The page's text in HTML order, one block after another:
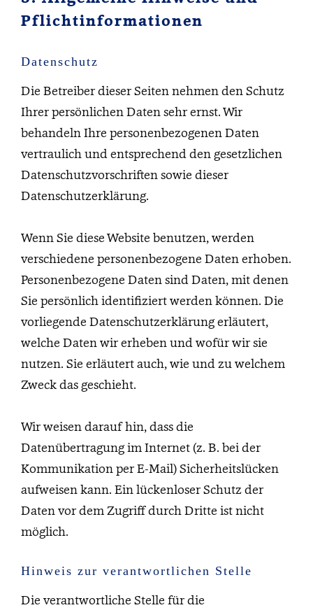
Pflicht­informationen
Datenschutz
Die Betreiber dieser Seiten nehmen den Schutz
Ihrer persönlichen Daten sehr ernst. Wir
behandeln Ihre personenbezogenen Daten
vertraulich und entsprechend den gesetzlichen
Datenschutzvorschriften sowie dieser
Datenschutzerklärung.
Wenn Sie diese Website benutzen, werden
verschiedene personenbezogene Daten erhoben.
Personenbezogene Daten sind Daten, mit denen
Sie persönlich identifiziert werden können. Die
vorliegende Datenschutzerklärung erläutert,
welche Daten wir erheben und wofür wir sie
nutzen. Sie erläutert auch, wie und zu welchem
Zweck das geschieht.
Wir weisen darauf hin, dass die
Datenübertragung im Internet (z. B. bei der
Kommunikation per E-Mail) Sicherheitslücken
aufweisen kann. Ein lückenloser Schutz der
Daten vor dem Zugriff durch Dritte ist nicht
möglich.
Hinweis zur verantwortlichen Stelle
Die verantwortliche Stelle für die